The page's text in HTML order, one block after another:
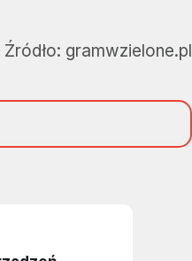
Źródło: gramwzielone.pl